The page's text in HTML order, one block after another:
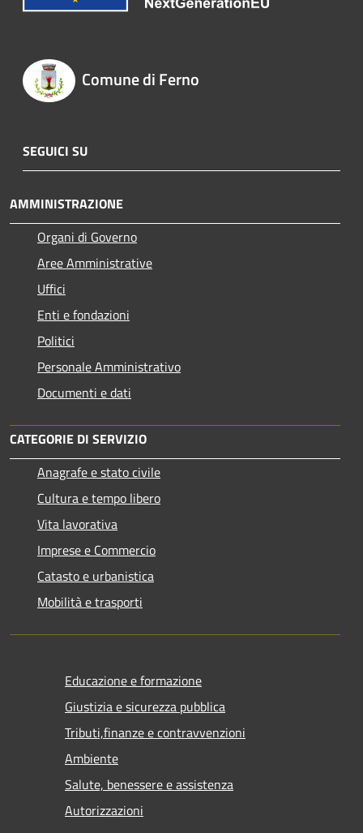
Comune di Ferno
SEGUICI SU
AMMINISTRAZIONE
Organi di Governo
Aree Amministrative
Uffici
Enti e fondazioni
Politici
Personale Amministrativo
Documenti e dati
CATEGORIE DI SERVIZIO
Anagrafe e stato civile
Cultura e tempo libero
Vita lavorativa
Imprese e Commercio
Catasto e urbanistica
Mobilità e trasporti
Educazione e formazione
Giustizia e sicurezza pubblica
Tributi,finanze e contravvenzioni
Ambiente
Salute, benessere e assistenza
Autorizzazioni